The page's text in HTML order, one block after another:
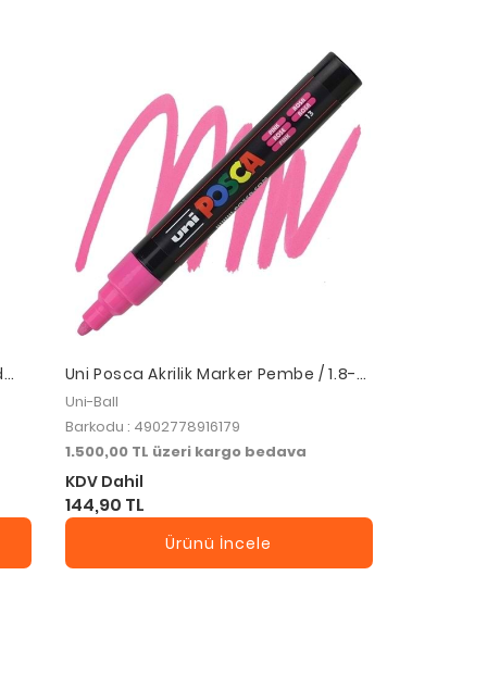
Uni Posca Akrilik Marker Pembe / 1.8-
2.5 mm
Uni-Ball
Barkodu : 4902778916179
1.500,00 TL üzeri kargo bedava
KDV Dahil
144,90 TL
Ürünü İncele